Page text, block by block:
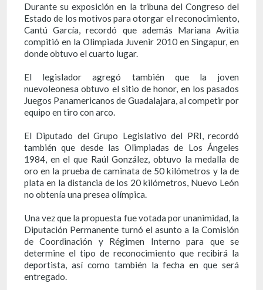
Durante su exposición en la tribuna del Congreso del
Estado de los motivos para otorgar el reconocimiento,
Cantú García, recordó que además Mariana Avitia
compitió en la Olimpiada Juvenir 2010 en Singapur, en
donde obtuvo el cuarto lugar.
El legislador agregó también que la joven
nuevoleonesa obtuvo el sitio de honor, en los pasados
Juegos Panamericanos de Guadalajara, al competir por
equipo en tiro con arco.
El Diputado del Grupo Legislativo del PRI, recordó
también que desde las Olimpiadas de Los Ángeles
1984, en el que Raúl González, obtuvo la medalla de
oro en la prueba de caminata de 50 kilómetros y la de
plata en la distancia de los 20 kilómetros, Nuevo León
no obtenía una presea olímpica.
Una vez que la propuesta fue votada por unanimidad, la
Diputación Permanente turnó el asunto a la Comisión
de Coordinación y Régimen Interno para que se
determine el tipo de reconocimiento que recibirá la
deportista, así como también la fecha en que será
entregado.